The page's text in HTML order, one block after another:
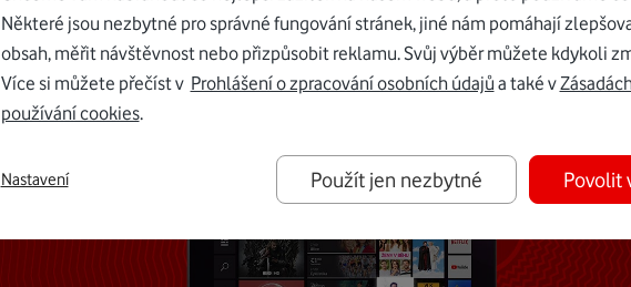
Mohlo by vás zajímat
Některé jsou nezbytné pro správné fungování stránek, jiné nám pomáhají
obsah, měřit návštěvnost nebo přizpůsobit reklamu. Svůj výběr můžete kdykoli
Více si můžete přečíst v Prohlášení o zpracování osobních údajů a také v
používání cookies.
Použít jen nezbytné Povolit
Nastavení